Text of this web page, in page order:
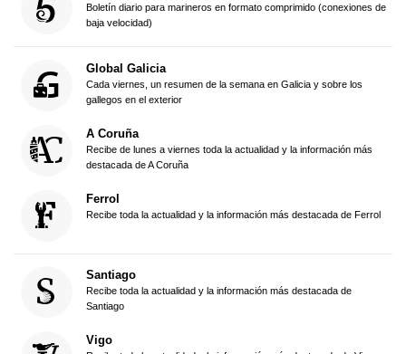
Boletín diario para marineros en formato comprimido (conexiones de
baja velocidad)
Global Galicia
Cada viernes, un resumen de la semana en Galicia y sobre los
gallegos en el exterior
A Coruña
Recibe de lunes a viernes toda la actualidad y la información más
destacada de A Coruña
Ferrol
Recibe toda la actualidad y la información más destacada de Ferrol
Santiago
Recibe toda la actualidad y la información más destacada de
Santiago
Vigo